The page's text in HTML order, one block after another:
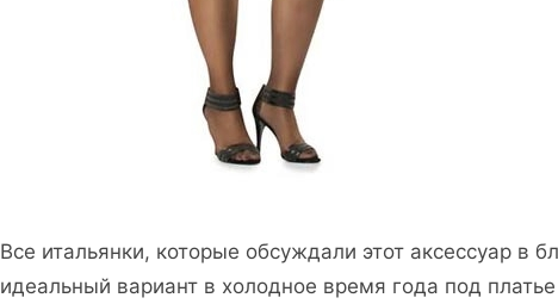
Все итальянки, которые обсуждали этот аксессуар в
идеальный вариант в холодное время года под